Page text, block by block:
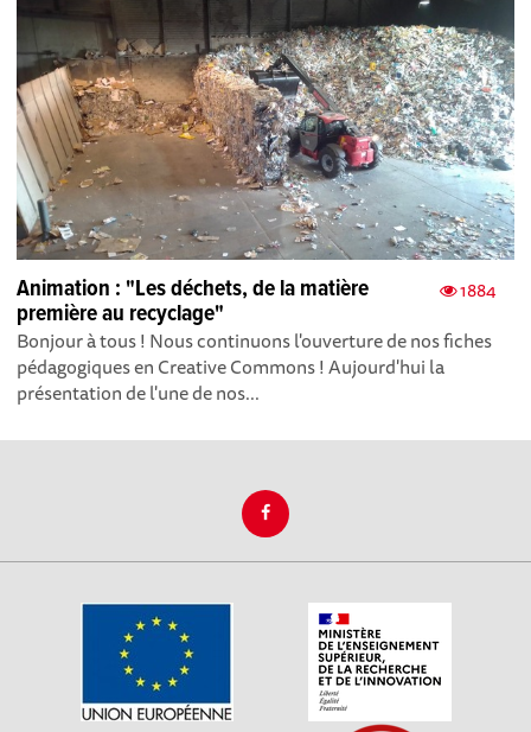
1884
Animation : "Les déchets, de la matière
première au recyclage"
Bonjour à tous ! Nous continuons l'ouverture de nos fiches
pédagogiques en Creative Commons ! Aujourd'hui la
présentation de l'une de nos...